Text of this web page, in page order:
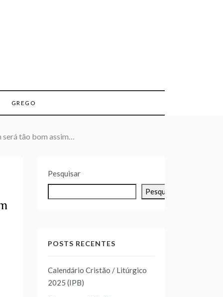
GREGO
será tão bom assim…
Pesquisar
Pesquisar
POSTS RECENTES
Calendário Cristão / Litúrgico
2025 (IPB)